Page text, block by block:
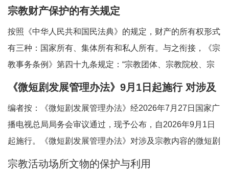
宗教财产保护的有关规定
按照《中华人民共和国民法典》的规定，财产的所有权形式
有三种：国家所有、集体所有和私人所有。与之衔接，《宗
教事务条例》第四十九条规定：“宗教团体、宗教院校、宗
教活动场所对依法占有的属于国家、集体所有的财产，依照
有所有权或者其他财产权利。”对现行法律法
《微短剧发展管理办法》9月1日起施行 对涉及
编者按：《微短剧发展管理办法》经2026年7月27日国家广
播电视总局局务会审议通过，现予公布，自2026年9月1日
起施行。《微短剧发展管理办法》对涉及宗教内容的微短剧
作出规定。其中，第五条规定，一类微短剧是指投资额度较
宗教活动场所文物的保护与利用